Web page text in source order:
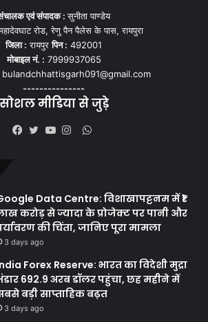
एवं संपादक :सुनीता पाण्डेय
रोड, रेणु पैन पैलेस के पास, रायपुरा
जिला : रायपुरपिन : 492001
मोबाइल नं. : 7999937065
bulandchhattisgarh091@gmail.com
---------------
सोशल मीडिया से जुड़े
WhatsApp
Data Centre: विशाखापट्टनम में ₹1
करोड़ से ज्यादा के प्रोजेक्ट पर पानी और
की चिंता, जानिए पूरा मामला
3 days ago
Forex Reserve: भारत का विदेशी मुद्रा
692.9 अरब डॉलर पहुंचा, छह महीने में
बड़ी साप्ताहिक बढ़त
3 days ago